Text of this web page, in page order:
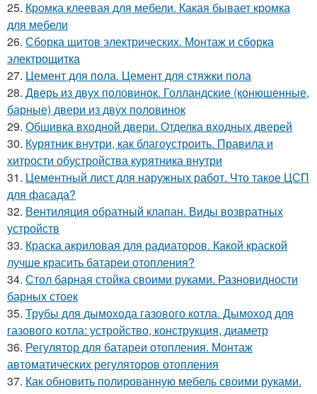
25. Кромка клеевая для мебели. Какая бывает кромка
для мебели
26. Сборка щитов электрических. Монтаж и сборка
электрощитка
27. Цемент для пола. Цемент для стяжки пола
28. Дверь из двух половинок. Голландские (конюшенные,
барные) двери из двух половинок
29. Обшивка входной двери. Отделка входных дверей
30. Курятник внутри, как благоустроить. Правила и
хитрости обустройства курятника внутри
31. Цементный лист для наружных работ. Что такое ЦСП
для фасада?
32. Вентиляция обратный клапан. Виды возвратных
устройств
33. Краска акриловая для радиаторов. Какой краской
лучше красить батареи отопления?
34. Стол барная стойка своими руками. Разновидности
барных стоек
35. Трубы для дымохода газового котла. Дымоход для
газового котла: устройство, конструкция, диаметр
36. Регулятор для батареи отопления. Монтаж
автоматических регуляторов отопления
37. Как обновить полированную мебель своими руками.